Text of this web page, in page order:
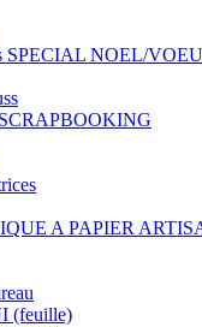
SPECIAL NOEL/
A PAPIER
(feuille)